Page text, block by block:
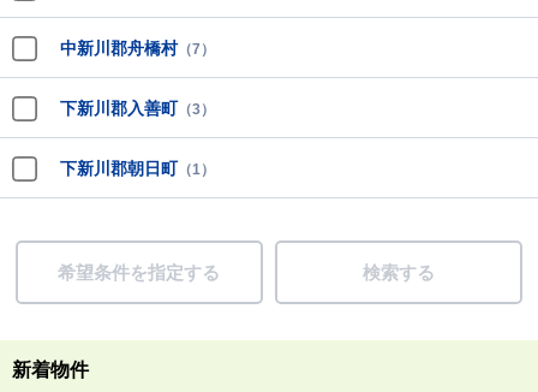
中新川郡舟橋村（7）
下新川郡入善町 （3）
下新川郡朝日町 （1）
希望条件を指定する 検索する
新着物件